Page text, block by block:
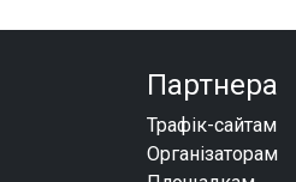
Партнера
Трафік-сайтам
Організаторам